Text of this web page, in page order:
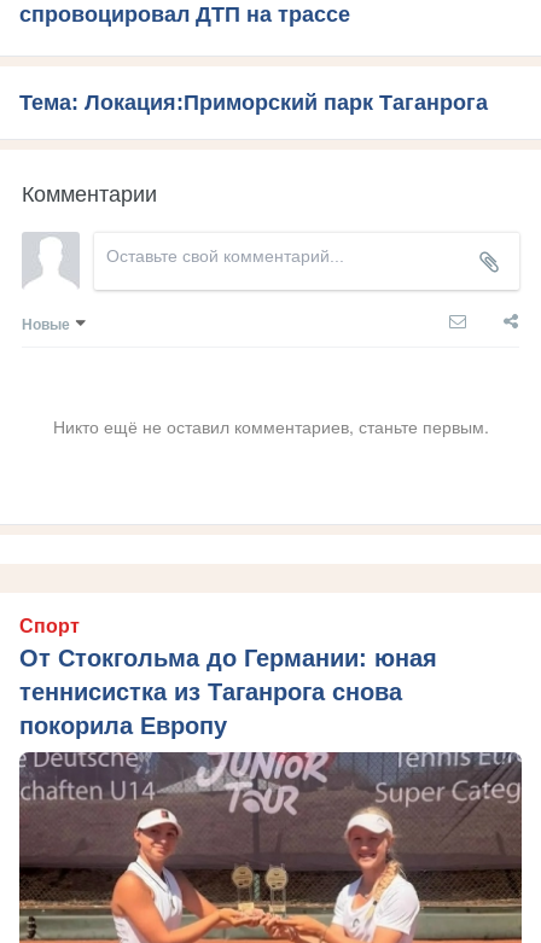
спровоцировал ДТП на трассе
Тема: Локация:Приморский парк Таганрога
Комментарии
Новые
Никто ещё не оставил комментариев, станьте первым.
Спорт
От Стокгольма до Германии: юная
теннисистка из Таганрога снова
покорила Европу